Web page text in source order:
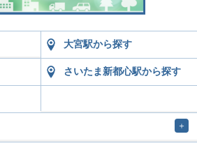
大宮駅から探す
さいたま新都心駅から探す
＋